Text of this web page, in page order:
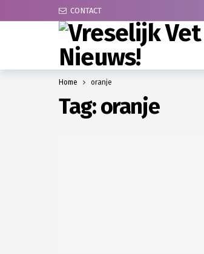
CONTACT
Home oranje
Tag:oranje